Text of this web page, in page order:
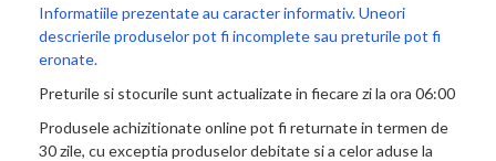
Informatiile prezentate au caracter informativ. Uneori
descrierile produselor pot fi incomplete sau preturile pot fi
eronate.
Preturile si stocurile sunt actualizate in fiecare zi la ora 06:00
Produsele achizitionate online pot fi returnate in termen de
30 zile, cu exceptia produselor debitate si a celor aduse la